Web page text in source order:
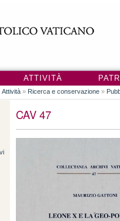
ATTIVITÀ
Attività » Ricerca e conservazione »
CAV 47